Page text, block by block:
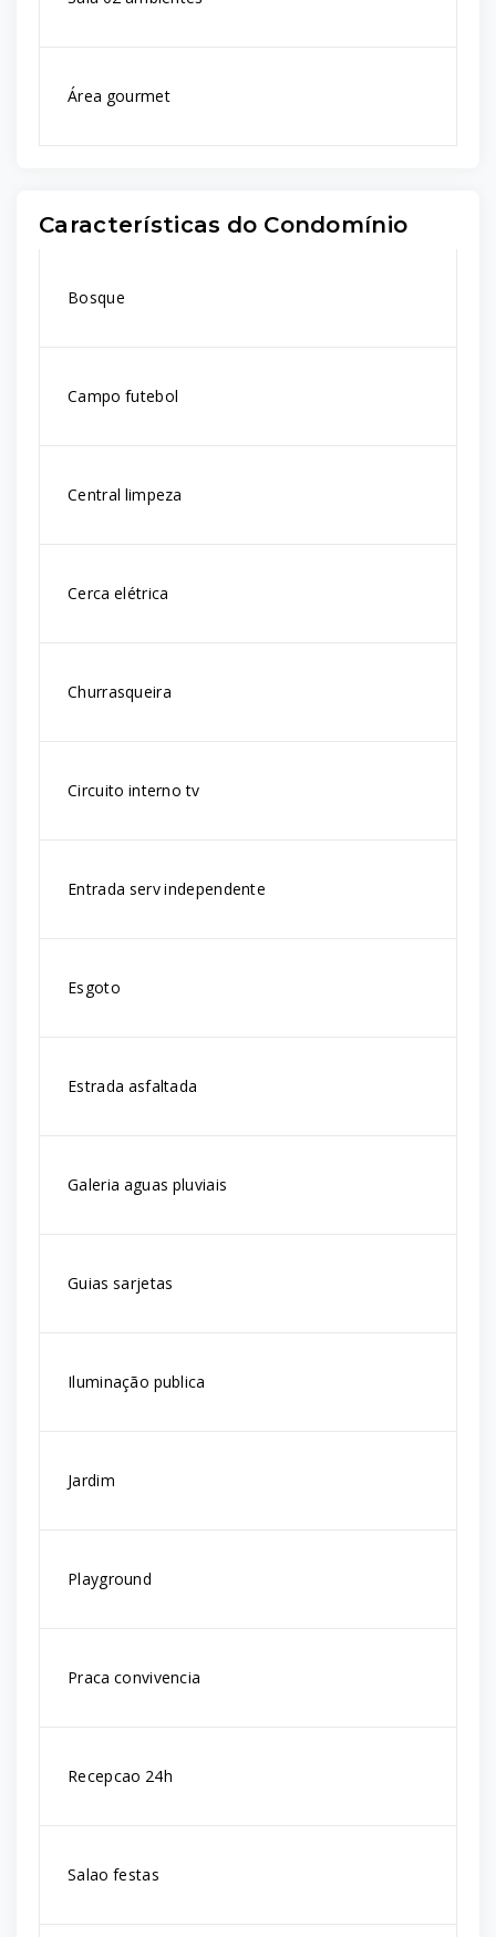
Área gourmet
Características do Condomínio
Bosque
Campo futebol
Central limpeza
Cerca elétrica
Churrasqueira
Circuito interno tv
Entrada serv independente
Esgoto
Estrada asfaltada
Galeria aguas pluviais
Guias sarjetas
Iluminação publica
Jardim
Playground
Praca convivencia
Recepcao 24h
Salao festas